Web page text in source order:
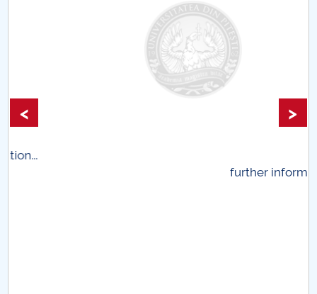
further information...
< >